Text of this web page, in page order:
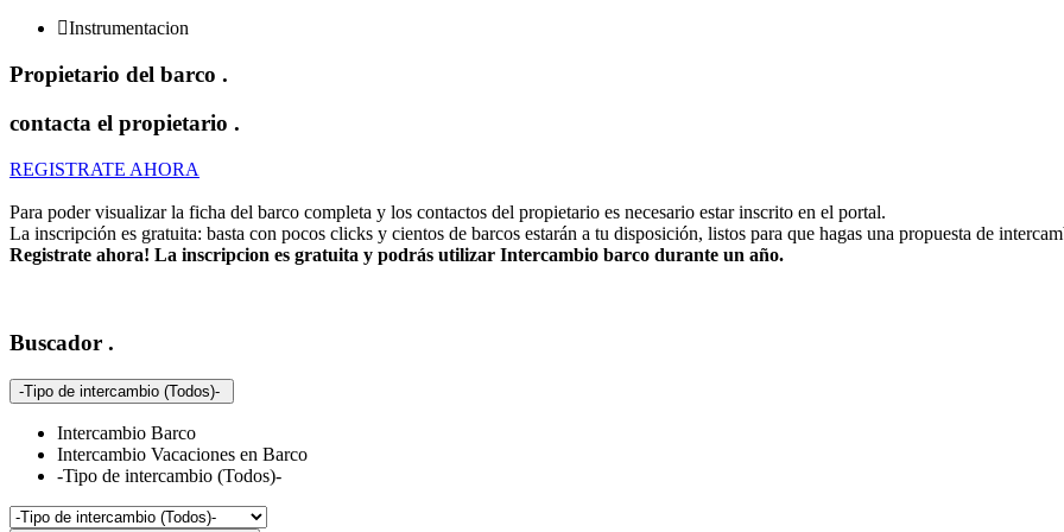
Instrumentacion
Propietario del barco .
contacta el propietario .
REGISTRATE AHORA
Para poder visualizar la ficha del barco completa y los contactos del propietario es necesario estar inscrito en el portal.
La inscripción es gratuita: basta con pocos clicks y cientos de barcos estarán a tu disposición, listos para que hagas una propuesta de
Registrate ahora! La inscripcion es gratuita y podrás utilizar Intercambio barco durante un año.
Buscador .
-Tipo de intercambio (Todos)-
Intercambio Barco
Intercambio Vacaciones en Barco
-Tipo de intercambio (Todos)-